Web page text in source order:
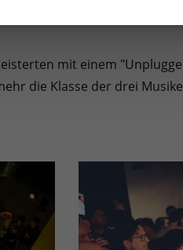
mit einem
die Klasse der drei